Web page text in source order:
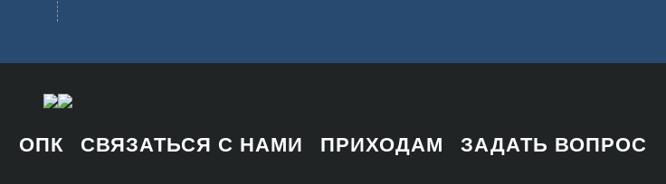
ОПК СВЯЗАТЬСЯ С НАМИ ПРИХОДАМ ЗАДАТЬ ВОПРОС